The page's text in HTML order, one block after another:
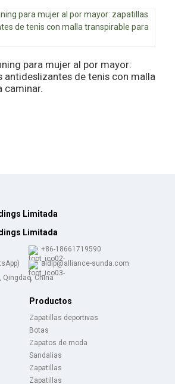
para mujer al por mayor:
antideslizantes de tenis con malla
caminar.
Limitada
Limitada
+86-18661719590
aldlp@alliance-sunda.com
Qingdao, China
Productos
Zapatillas deportivas
Botas
Zapatos de moda
Sandalias
Zapatillas
Zapatillas